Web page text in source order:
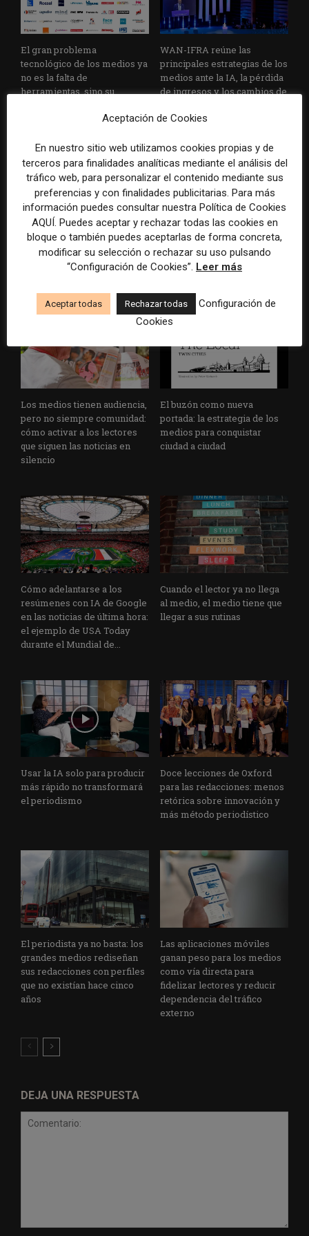
El gran problema
tecnológico de los medios ya
no es la falta de
herramientas, sino su
WAN-IFRA reúne las
principales estrategias de los
medios ante la IA, la pérdida
de ingresos y los cambios de
Veinte ejemplos de uso de la
IA en redacciones, productos
y negocios periodísticos
La bolsa ha borrado hasta el
98% del valor de algunos
grandes grupos de prensa
tradicionales
Los medios tienen audiencia,
pero no siempre comunidad:
cómo activar a los lectores
que siguen las noticias en
silencio
El buzón como nueva
portada: la estrategia de los
medios para conquistar
ciudad a ciudad
Cómo adelantarse a los
resúmenes con IA de Google
en las noticias de última hora:
el ejemplo de USA Today
durante el Mundial de...
Cuando el lector ya no llega
al medio, el medio tiene que
llegar a sus rutinas
Usar la IA solo para producir
más rápido no transformará
el periodismo
Doce lecciones de Oxford
para las redacciones: menos
retórica sobre innovación y
más método periodístico
El periodista ya no basta: los
grandes medios rediseñan
sus redacciones con perfiles
que no existían hace cinco
años
Las aplicaciones móviles
ganan peso para los medios
como vía directa para
fidelizar lectores y reducir
dependencia del tráfico
externo
DEJA UNA RESPUESTA
Aceptación de Cookies
En nuestro sitio web utilizamos cookies propias y de
terceros para finalidades analíticas mediante el análisis del
tráfico web, para personalizar el contenido mediante sus
preferencias y con finalidades publicitarias. Para más
información puedes consultar nuestra Política de Cookies
AQUÍ. Puedes aceptar y rechazar todas las cookies en
bloque o también puedes aceptarlas de forma concreta,
modificar su selección o rechazar su uso pulsando
“Configuración de Cookies”. Leer más
Aceptar todas Rechazar todas
Configuración de
Cookies